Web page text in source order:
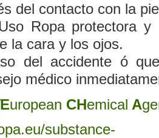
del contacto con la
Ropa protectora
la cara y los ojos.
del accidente ó
médico
European CHemical A
substance-